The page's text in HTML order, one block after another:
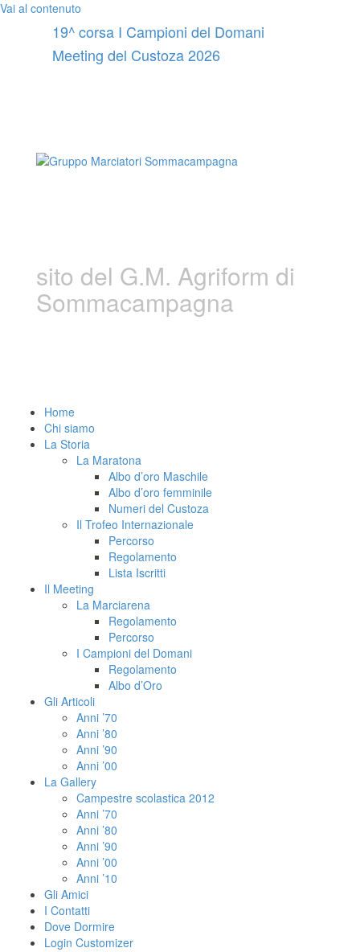
Vai al contenuto
19^ corsa I Campioni del Domani
Meeting del Custoza 2026
sito del G.M. Agriform di
Sommacampagna
Home
Chi siamo
La Storia
La Maratona
Albo d’oro Maschile
Albo d’oro femminile
Numeri del Custoza
Il Trofeo Internazionale
Percorso
Regolamento
Lista Iscritti
Il Meeting
La Marciarena
Regolamento
Percorso
I Campioni del Domani
Regolamento
Albo d’Oro
Gli Articoli
Anni ’70
Anni ’80
Anni ’90
Anni ’00
La Gallery
Campestre scolastica 2012
Anni ’70
Anni ’80
Anni ’90
Anni ’00
Anni ’10
Gli Amici
I Contatti
Dove Dormire
Login Customizer